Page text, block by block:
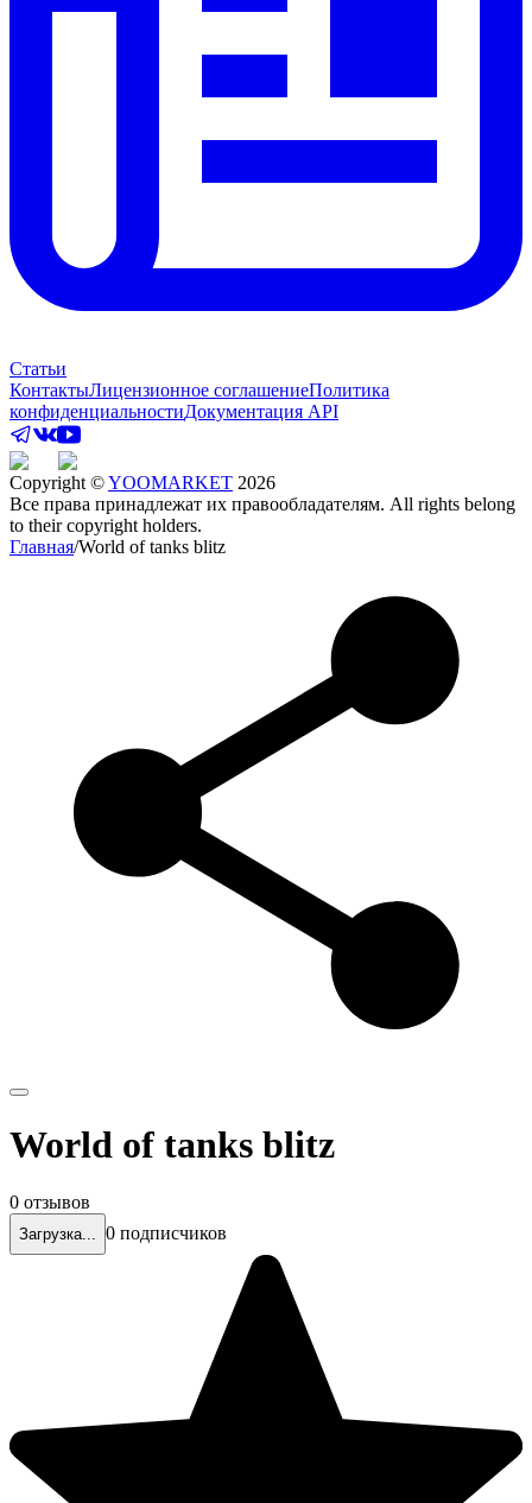
Статьи
КонтактыЛицензионное соглашениеПолитика
конфиденциальностиДокументация API
Copyright ©YOOMARKET 2026
Все права принадлежат их правообладателям. All rights belong
to their copyright holders.
Главная/World of tanks blitz
World of tanks blitz
0 отзывов
Загрузка... 0 подписчиков